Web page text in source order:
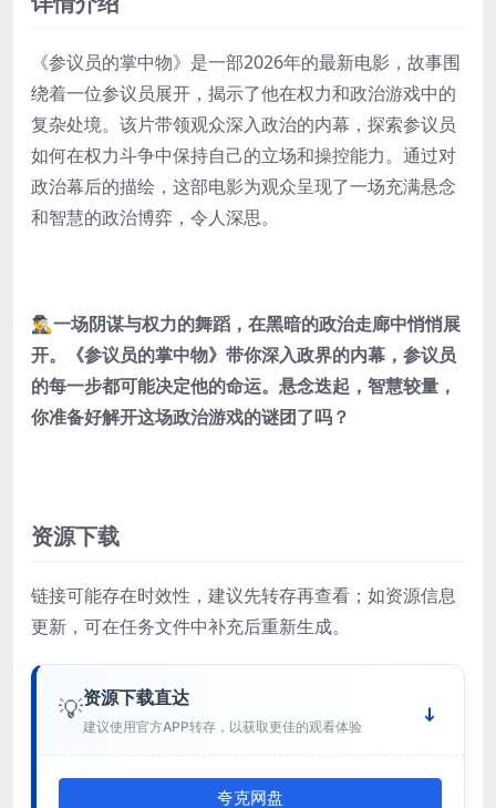
《参议员的掌中物》是一部2026年的最新电影，故事围
绕着一位参议员展开，揭示了他在权力和政治游戏中的
复杂处境。该片带领观众深入政治的内幕，探索参议员
如何在权力斗争中保持自己的立场和操控能力。通过对
政治幕后的描绘，这部电影为观众呈现了一场充满悬念
和智慧的政治博弈，令人深思。
🕵️‍♂️一场阴谋与权力的舞蹈，在黑暗的政治走廊中悄悄展
开。《参议员的掌中物》带你深入政界的内幕，参议员
的每一步都可能决定他的命运。悬念迭起，智慧较量，
你准备好解开这场政治游戏的谜团了吗？
资源下载
链接可能存在时效性，建议先转存再查看；如资源信息
更新，可在任务文件中补充后重新生成。
💡资源下载直达
建议使用官方APP转存，以获取更佳的观看体验
夸克网盘